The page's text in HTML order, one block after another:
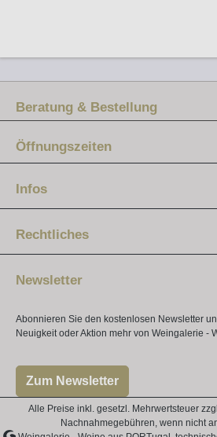
Beratung & Bestellung
Öffnungszeiten
12 - 20 Uhr
10 - 16 Uhr
Infos
Rechtliches
Newsletter
Abonnieren Sie den kostenlosen Newsletter
Neuigkeit oder Aktion mehr von Weingalerie -
Zum Newsletter
Alle Preise inkl. gesetzl. Mehrwertsteuer
Nachnahmegebühren, wenn nicht